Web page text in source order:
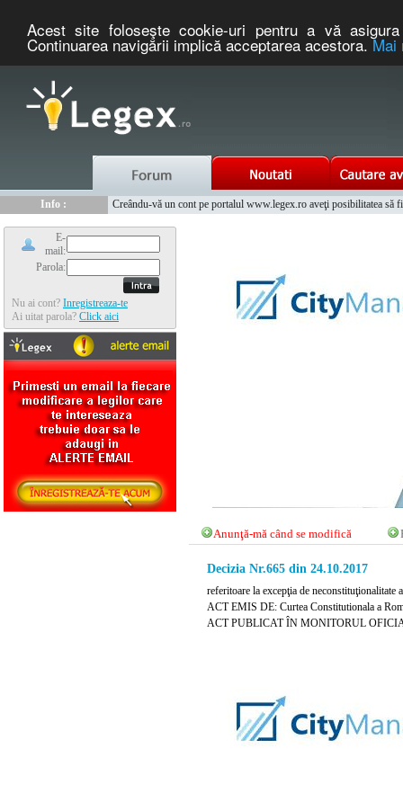
Acest site foloseşte cookie-uri pentru a vă
Continuarea navigării implică acceptarea acestora.Mai
Info :
Creându-vă un cont pe portalul www.legex.ro aveţi posibilitatea să
Info :
www.tntauto.ro - Managementul Integrat al Parcului Auto
E-
mail:
Parola:
Nu ai cont? Inregistreaza-te
Ai uitat parola? Click aici
Anunţă-mă când se modifică
Decizia Nr.665 din 24.10.2017
referitoare la excepţia de
ACT EMIS DE: Curtea Constitutionala a
ACT PUBLICAT ÎN MONITORUL